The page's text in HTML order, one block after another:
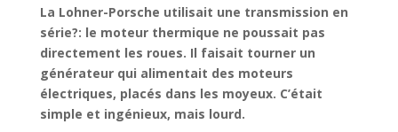
La Lohner-Porsche utilisait une transmission en
série?: le moteur thermique ne poussait pas
directement les roues. Il faisait tourner un
générateur qui alimentait des moteurs
électriques, placés dans les moyeux. C’était
simple et ingénieux, mais lourd.